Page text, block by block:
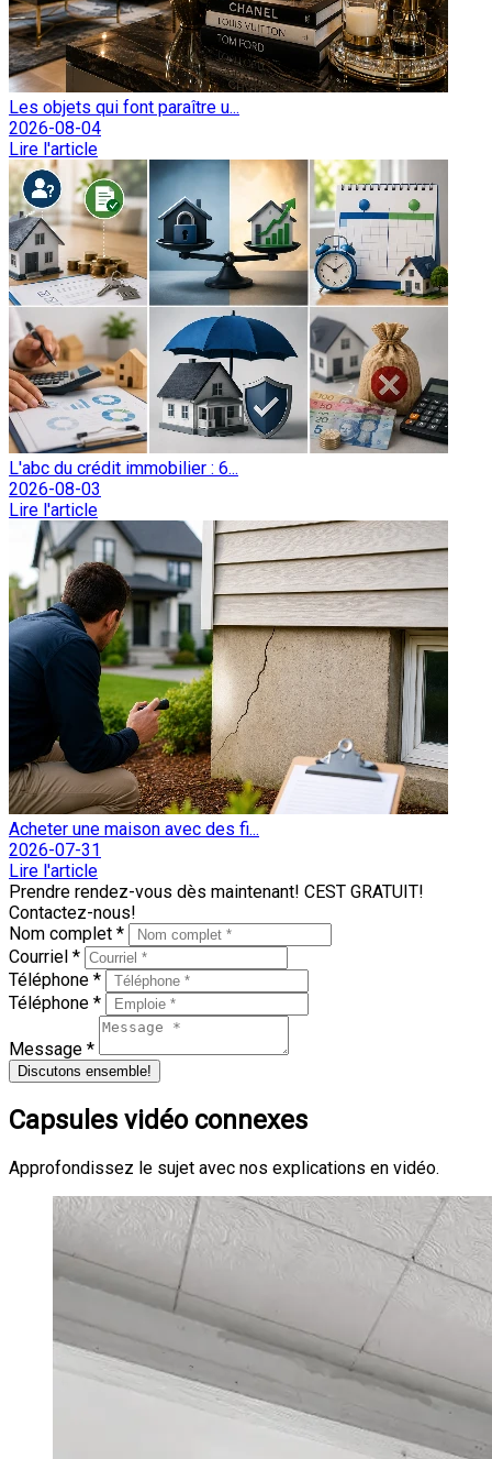
Les objets qui font paraître u...
2026-08-04
Lire l'article
L'abc du crédit immobilier : 6...
2026-08-03
Lire l'article
Acheter une maison avec des fi...
2026-07-31
Lire l'article
Prendre rendez-vous dès maintenant! CEST GRATUIT!
Contactez-nous!
Nom complet *
Courriel *
Téléphone *
Téléphone *
Message *
Discutons ensemble!
Capsules vidéo connexes
Approfondissez le sujet avec nos explications en vidéo.